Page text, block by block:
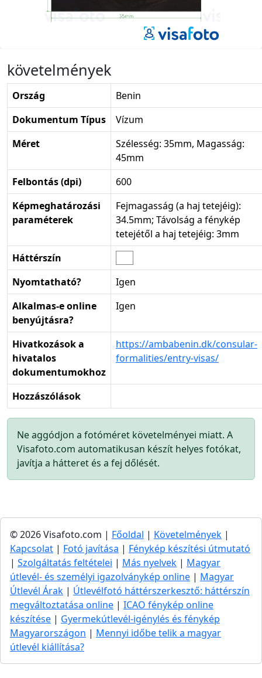
követelmények
Ország
Benin
Dokumentum Típus
Vízum
Méret
Szélesség: 35mm, Magasság:
45mm
Felbontás (dpi)
600
Képmeghatározási
paraméterek
Fejmagasság (a haj tetejéig):
34.5mm; Távolság a fénykép
tetejétől a haj tetejéig: 3mm
Háttérszín
Nyomtatható?
Igen
Alkalmas-e online
benyújtásra?
Igen
Hivatkozások a
hivatalos
dokumentumokhoz
https://ambabenin.dk/consular-
formalities/entry-visas/
Hozzászólások
Ne aggódjon a fotóméret követelményei miatt. A
Visafoto.com automatikusan készít helyes fotókat,
javítja a hátteret és a fej dőlését.
© 2026 Visafoto.com | Főoldal | Követelmények |
Kapcsolat | Fotó javítása | Fénykép készítési útmutató
| Szolgáltatás feltételei | Más nyelvek | Magyar
útlevél- és személyi igazolványkép online | Magyar
Útlevél Árak | Útlevélfotó háttérszerkesztő: háttérszín
megváltoztatása online | ICAO fénykép online
készítése | Gyermekútlevél-igénylés és fénykép
Magyarországon | Mennyi időbe telik a magyar
útlevél kiállítása?